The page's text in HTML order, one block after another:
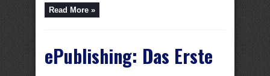
Read More »
ePublishing: Das Erste